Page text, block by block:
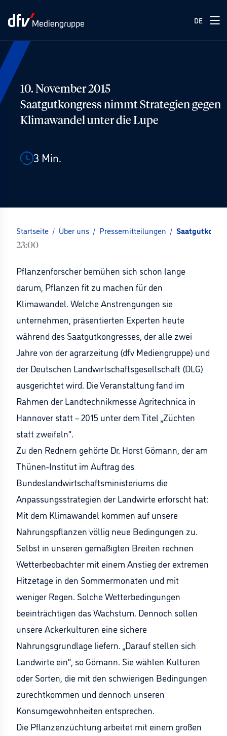
DE
10. November 2015
Saatgutkongress nimmt Strategien gegen
Klimawandel unter die Lupe
3 Min.
Startseite / Über uns / Pressemitteilungen /
23:00
Pflanzenforscher bemühen sich schon lange
darum, Pflanzen fit zu machen für den
Klimawandel. Welche Anstrengungen sie
unternehmen, präsentierten Experten heute
während des Saatgutkongresses, der alle zwei
Jahre von der agrarzeitung (dfv Mediengruppe) und
der Deutschen Landwirtschaftsgesellschaft (DLG)
ausgerichtet wird. Die Veranstaltung fand im
Rahmen der Landtechnikmesse Agritechnica in
Hannover statt – 2015 unter dem Titel „Züchten
statt zweifeln“.
Zu den Rednern gehörte Dr. Horst Gömann, der am
Thünen-Institut im Auftrag des
Bundeslandwirtschaftsministeriums die
Anpassungsstrategien der Landwirte erforscht hat:
Mit dem Klimawandel kommen auf unsere
Nahrungspflanzen völlig neue Bedingungen zu.
Selbst in unseren gemäßigten Breiten rechnen
Wetterbeobachter mit einem Anstieg der extremen
Hitzetage in den Sommermonaten und mit
weniger Regen. Solche Wetterbedingungen
beeinträchtigen das Wachstum. Dennoch sollen
unsere Ackerkulturen eine sichere
Nahrungsgrundlage liefern. „Darauf stellen sich
Landwirte ein“, so Gömann. Sie wählen Kulturen
oder Sorten, die mit den schwierigen Bedingungen
zurechtkommen und dennoch unseren
Konsumgewohnheiten entsprechen.
Die Pflanzenzüchtung arbeitet mit einem großen